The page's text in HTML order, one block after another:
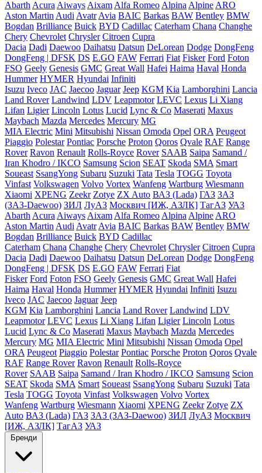
Abarth Acura Aiways Aixam Alfa Romeo Alpina Alpine ARO
Aston Martin Audi Avatr Avia BAIC Barkas BAW Bentley BMW
Bogdan Brilliance Buick BYD Cadillac Caterham Chana Changhe
Chery Chevrolet Chrysler Citroen Cupra
Dacia Dadi Daewoo Daihatsu Datsun DeLorean Dodge DongFeng
DongFeng | DFSK DS E.GO FAW Ferrari Fiat Fisker Ford Foton
FSO Geely Genesis GMC Great Wall Hafei Haima Haval Honda
Hummer HYMER Hyundai Infiniti
Isuzu Iveco JAC Jaecoo Jaguar Jeep KGM Kia Lamborghini Lancia
Land Rover Landwind LDV Leapmotor LEVC Lexus Li Xiang
Lifan Ligier Lincoln Lotus Lucid Lync & Co Maserati Maxus
Maybach Mazda Mercedes Mercury MG
MIA Electric Mini Mitsubishi Nissan Omoda Opel ORA Peugeot
Piaggio Polestar Pontiac Porsche Proton Qoros Qvale RAF Range
Rover Ravon Renault Rolls-Royce Rover SAAB Saipa Samand /
Iran Khodro / IKCO Samsung Scion SEAT Skoda SMA Smart
Soueast SsangYong Subaru Suzuki Tata Tesla TOGG Toyota
Vinfast Volkswagen Volvo Vortex Wanfeng Wartburg Wiesmann
Xiaomi XPENG Zeekr Zotye ZX Auto ВАЗ (Lada) ГАЗ ЗАЗ
(ЗАЗ-Daewoo) ЗИЛ ЛуАЗ Москвич [ИЖ, АЗЛК] ТагАЗ УАЗ
Abarth Acura Aiways Aixam Alfa Romeo Alpina Alpine ARO
Aston Martin Audi Avatr Avia BAIC Barkas BAW Bentley BMW
Bogdan Brilliance Buick BYD Cadillac
Caterham Chana Changhe Chery Chevrolet Chrysler Citroen Cupra
Dacia Dadi Daewoo Daihatsu Datsun DeLorean Dodge DongFeng
DongFeng | DFSK DS E.GO FAW Ferrari Fiat
Fisker Ford Foton FSO Geely Genesis GMC Great Wall Hafei
Haima Haval Honda Hummer HYMER Hyundai Infiniti Isuzu
Iveco JAC Jaecoo Jaguar Jeep
KGM Kia Lamborghini Lancia Land Rover Landwind LDV
Leapmotor LEVC Lexus Li Xiang Lifan Ligier Lincoln Lotus
Lucid Lync & Co Maserati Maxus Maybach Mazda Mercedes
Mercury MG MIA Electric Mini Mitsubishi Nissan Omoda Opel
ORA Peugeot Piaggio Polestar Pontiac Porsche Proton Qoros Qvale
RAF Range Rover Ravon Renault Rolls-Royce
Rover SAAB Saipa Samand / Iran Khodro / IKCO Samsung Scion
SEAT Skoda SMA Smart Soueast SsangYong Subaru Suzuki Tata
Tesla TOGG Toyota Vinfast Volkswagen Volvo Vortex
Wanfeng Wartburg Wiesmann Xiaomi XPENG Zeekr Zotye ZX
Auto ВАЗ (Lada) ГАЗ ЗАЗ (ЗАЗ-Daewoo) ЗИЛ ЛуАЗ Москвич
[ИЖ, АЗЛК] ТагАЗ УАЗ
Бренди